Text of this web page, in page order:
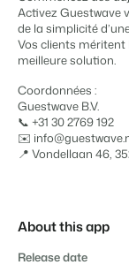
Marketing en
La puissante
Marketing
Votre projet est
À propos de
Service client
Obtenez des
Emplois /
Trouvez votre
À propos de nous
Découvrez les
Prendre un RDV
Activez Guestwave
de la simplicité
Vos clients méritent
meilleure solution.
Coordonnées :
Guestwave B.V.
📞 +31 30 2769 192
✉️
📍 Vondellaan 46,
About this app
Release date